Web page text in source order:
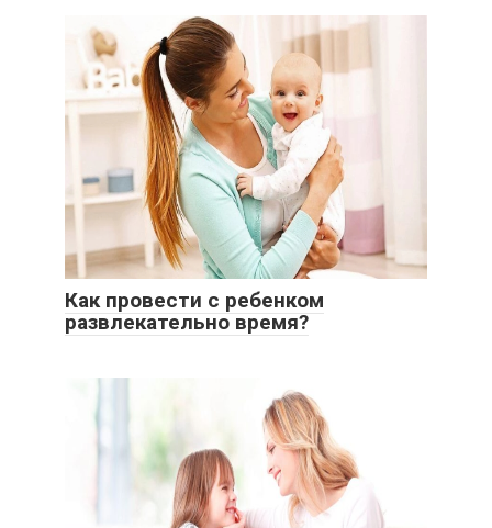
Как провести с ребенком
развлекательно время?